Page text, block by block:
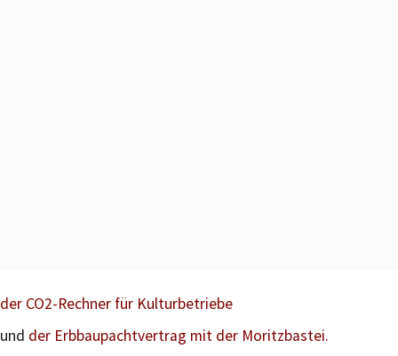
der CO2-Rechner für Kulturbetriebe
und der Erbbaupachtvertrag mit der Moritzbastei.